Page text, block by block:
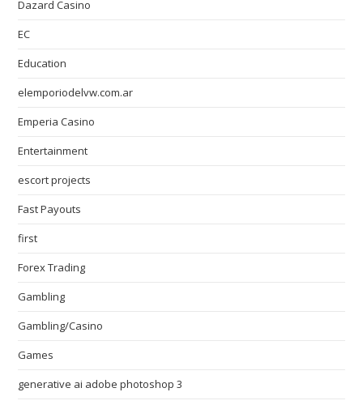
Dazard Casino
EC
Education
elemporiodelvw.com.ar
Emperia Casino
Entertainment
escort projects
Fast Payouts
first
Forex Trading
Gambling
Gambling/Casino
Games
generative ai adobe photoshop 3